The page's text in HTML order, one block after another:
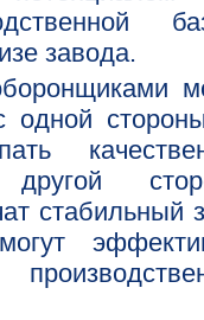
завода.
одной
стабильный